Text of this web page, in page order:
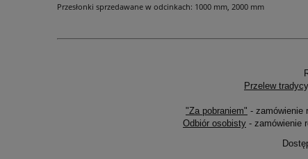
Przesłonki sprzedawane w odcinkach: 1000 mm, 2000 mm
Przelew
"Za pobraniem" - zamówienie
Odbiór osobisty - zamówienie